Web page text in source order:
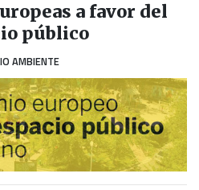
a favor del
público
AMBIENTE